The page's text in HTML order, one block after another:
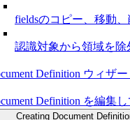
fieldsのコピー、移動、
認識対象から領域を除
Definition ウィザー
Definition を編集
Creating Document